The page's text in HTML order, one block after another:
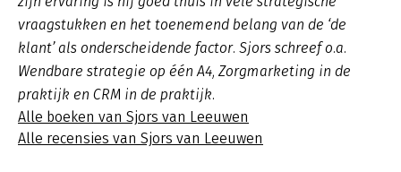
vraagstukken en het toenemend belang van de ‘de
klant’ als onderscheidende factor. Sjors schreef o.a.
Wendbare strategie op één A4, Zorgmarketing in de
praktijk en CRM in de praktijk.
Alle boeken van Sjors van Leeuwen
Alle recensies van Sjors van Leeuwen